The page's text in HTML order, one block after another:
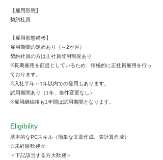
【雇用形態】
契約社員
【雇用形態備考】
雇用期間の定めあり（～2か月）
契約社員の方は正社員登用制度あり
※長期雇用を前提としているため、積極的に正社員雇用を行っ
ております。
※入社半年～1年以内での登用もあります。
試用期間あり（1年、条件変更なし）
※雇用継続後も1年間は試用期間となります。
Eligibility
基本的なPCスキル（簡単な文章作成、表計算作成）
☆未経験歓迎☆
＜下記該当する方大歓迎＞